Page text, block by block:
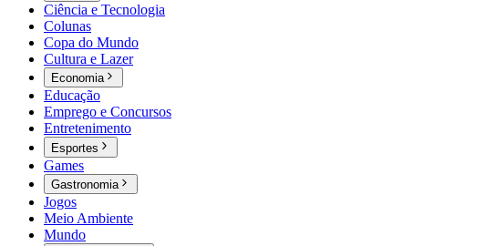
Ciência e Tecnologia
Colunas
Copa do Mundo
Cultura e Lazer
Economia
Educação
Emprego e Concursos
Entretenimento
Esportes
Games
Gastronomia
Jogos
Meio Ambiente
Mundo